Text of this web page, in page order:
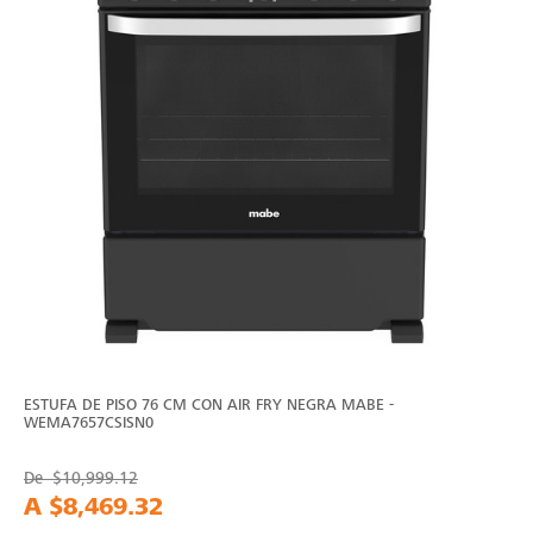
ESTUFA DE PISO 76 CM CON AIR FRY NEGRA MABE -
WEMA7657CSISN0
De$10,999.12
A $8,469.32